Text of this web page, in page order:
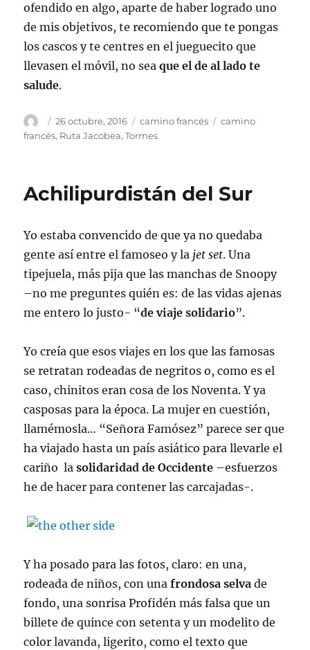
ofendido en algo, aparte de haber logrado uno
de mis objetivos, te recomiendo que te pongas
los cascos y te centres en el jueguecito que
llevasen el móvil, no seaque el de al lado te
salude.
Autor
Publicado
el
26 octubre, 2016 Categorías
camino francés Etiquetas
camino
francés, Ruta Jacobea,Tormes
Achilipurdistán del Sur
Yo estaba convencido de que ya no quedaba
gente así entre el famoseo y la jet set. Una
tipejuela, más pija que las manchas de Snoopy
–no me preguntes quién es: de las vidas ajenas
me entero lo justo- “de viaje solidario”.
Yo creía que esos viajes en los que las famosas
se retratan rodeadas de negritos o, como es el
caso, chinitos eran cosa de los Noventa. Y ya
casposas para la época. La mujer en cuestión,
llamémosla… “Señora Famósez” parece ser que
ha viajado hasta un país asiático para llevarle el
cariño lasolidaridad de Occidente –esfuerzos
he de hacer para contener las carcajadas-.
Y ha posado para las fotos, claro: en una,
rodeada de niños, con unafrondosa selva de
fondo, una sonrisa Profidén más falsa que un
billete de quince con setenta y un modelito de
color lavanda, ligerito, como el texto que